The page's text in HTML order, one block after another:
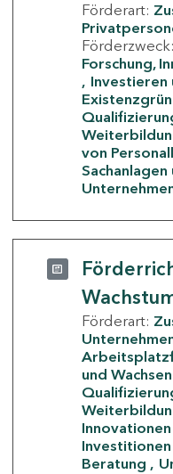
Förderart:
Förderzweck:
Forschung,
Investieren
von
Förderart:
und Wachsen
Investitionen
Beratung